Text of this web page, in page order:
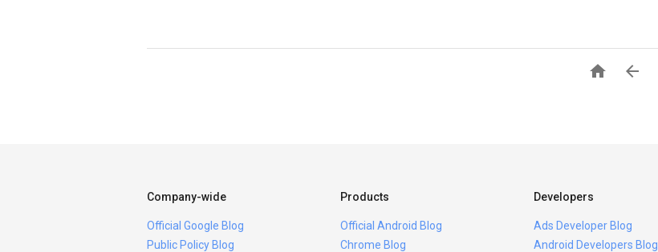
 
Company-wide
Official Google Blog
Public Policy Blog
Products
Official Android Blog
Chrome Blog
Developers
Ads Developer Blog
Android Developers Blog